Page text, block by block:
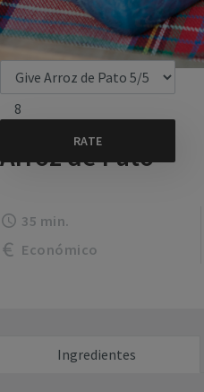
8
Arroz de Pato
35 min.
Económico
Ingredientes